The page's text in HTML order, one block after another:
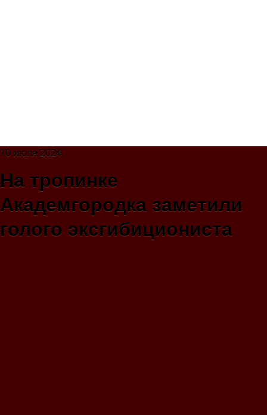
10 июля 2024
На тропинке
Академгородка заметили
голого эксгибициониста